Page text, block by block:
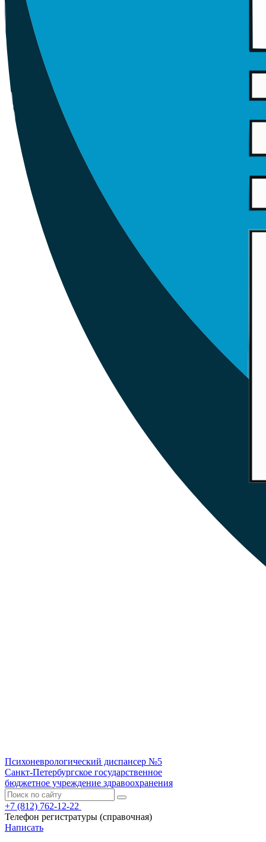
Психоневрологический диспансер №5
Санкт-Петербургское государственное
бюджетное учреждение здравоохранения
+7 (812) 762-12-22
Телефон регистратуры (справочная)
Написать